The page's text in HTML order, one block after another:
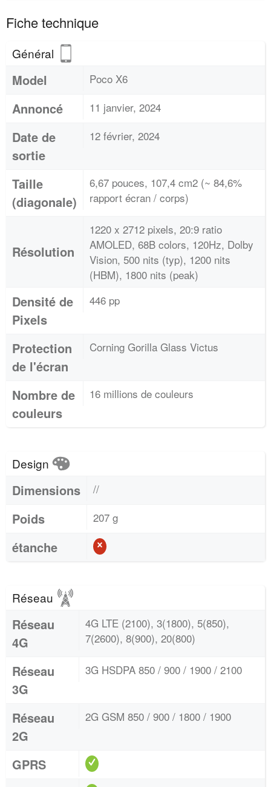
Fiche technique
Général
Model Poco X6
Annoncé 11 janvier, 2024
Date de
sortie
12 février, 2024
Taille
(diagonale)
6,67 pouces, 107,4 cm2 (~ 84,6%
rapport écran / corps)
Résolution
1220 x 2712 pixels, 20:9 ratio
AMOLED, 68B colors, 120Hz, Dolby
Vision, 500 nits (typ), 1200 nits
(HBM), 1800 nits (peak)
Densité de
Pixels
446 pp
Protection
de l'écran
Corning Gorilla Glass Victus
Nombre de
couleurs
16 millions de couleurs
Design
Dimensions //
Poids 207 g
étanche
Réseau
Réseau
4G
4G LTE (2100), 3(1800), 5(850),
7(2600), 8(900), 20(800)
Réseau
3G
3G HSDPA 850 / 900 / 1900 / 2100
Réseau
2G
2G GSM 850 / 900 / 1800 / 1900
GPRS